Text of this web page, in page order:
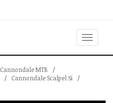
Toggle
navigation
Cannondale MTB
/
/ Cannondale Scalpel Si
/